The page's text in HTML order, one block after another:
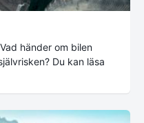
händer om bilen
Du kan läsa